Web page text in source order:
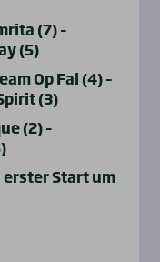
(7) –
(5)
Op Fal (4) –
(3)
(2) –
Start um